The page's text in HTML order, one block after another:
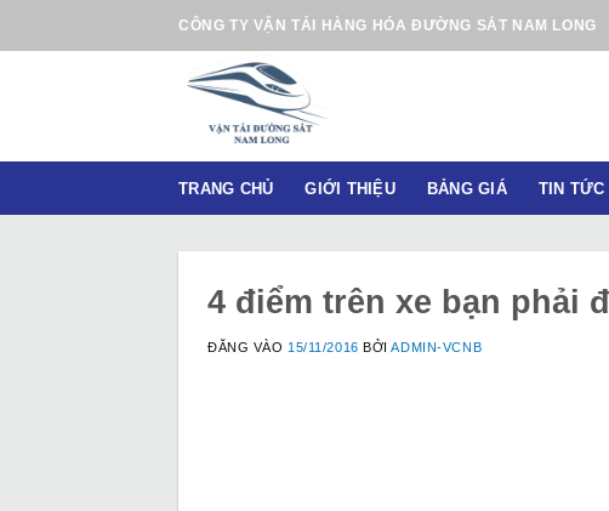
n
CÔNG TY VẬN TẢI HÀNG HÓA ĐƯỜNG SẮT NAM LONG
TRANG CHỦ GIỚI THIỆU BẢNG GIÁ TIN TỨC
4 điểm trên xe bạn phải
ĐĂNG VÀO 15/11/2016 BỞIADMIN-VCNB